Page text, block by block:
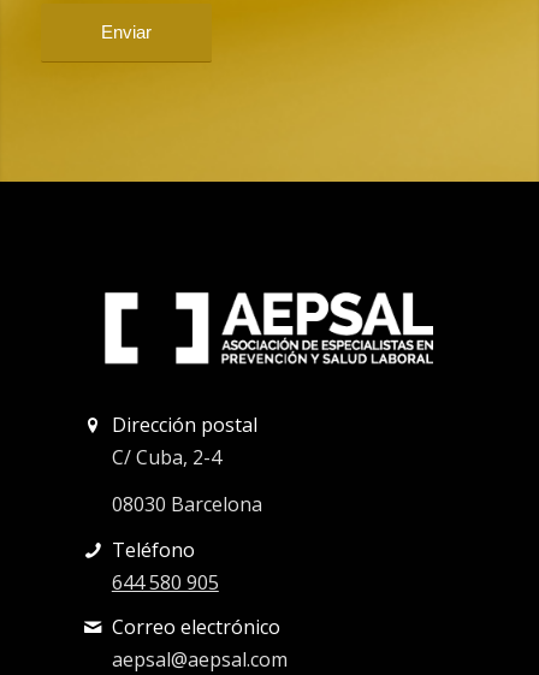
Dirección postal
C/ Cuba, 2-4
08030 Barcelona
Teléfono
644 580 905
Correo electrónico
aepsal@aepsal.com